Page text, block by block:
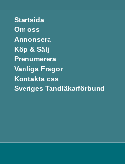
Startsida
Om oss
Annonsera
Köp & Sälj
Prenumerera
Vanliga Frågor
Kontakta oss
Sveriges Tandläkarförbund